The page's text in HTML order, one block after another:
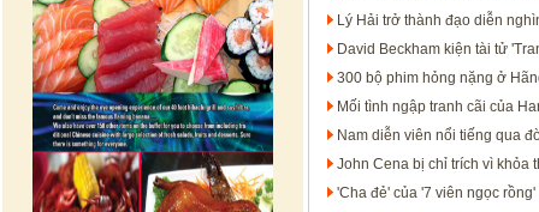
Lý Hải trở thành đạo diễn
David Beckham kiện tài tử
300 bộ phim hỏng nặng ở
Mối tình ngập tranh cãi của
Nam diễn viên nổi tiếng qua
John Cena bị chỉ trích vì khỏa
'Cha đẻ' của '7 viên ngọc